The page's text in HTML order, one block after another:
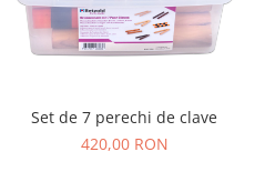
Set de 7 perechi de clave
420,00 RON